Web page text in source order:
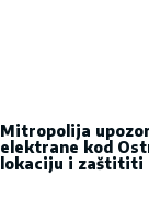
Mitropolija
elektrane kod
lokaciju i zaštititi